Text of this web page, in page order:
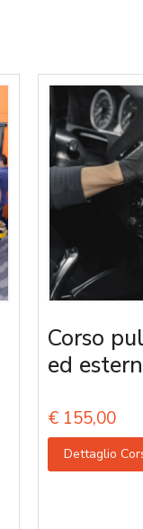
Corso
ed
€ 155,00
Dettaglio